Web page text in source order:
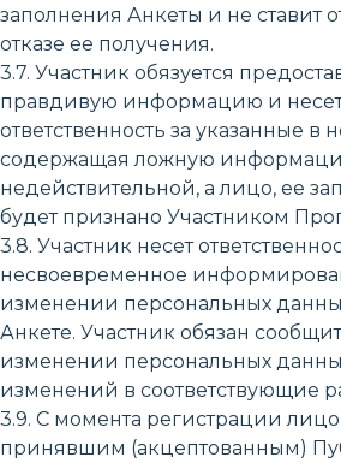
заполнения Анкеты и не ставит
отказе ее получения.
3.7. Участник обязуется
правдивую информацию и
ответственность за указанные в
содержащая ложную
недействительной, а лицо, ее
будет признано Участником
3.8. Участник несет
несвоевременное
изменении персональных
Анкете. Участник обязан
изменении персональных
изменений в соответствующие
3.9. С момента регистрации лицо
принявшим (акцептованным)